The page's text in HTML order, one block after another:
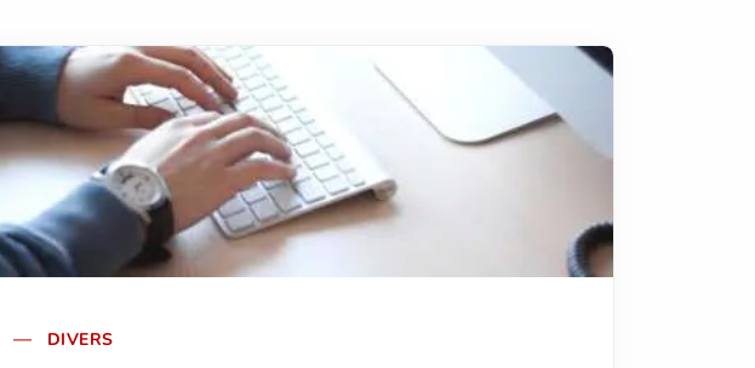
DIVERS